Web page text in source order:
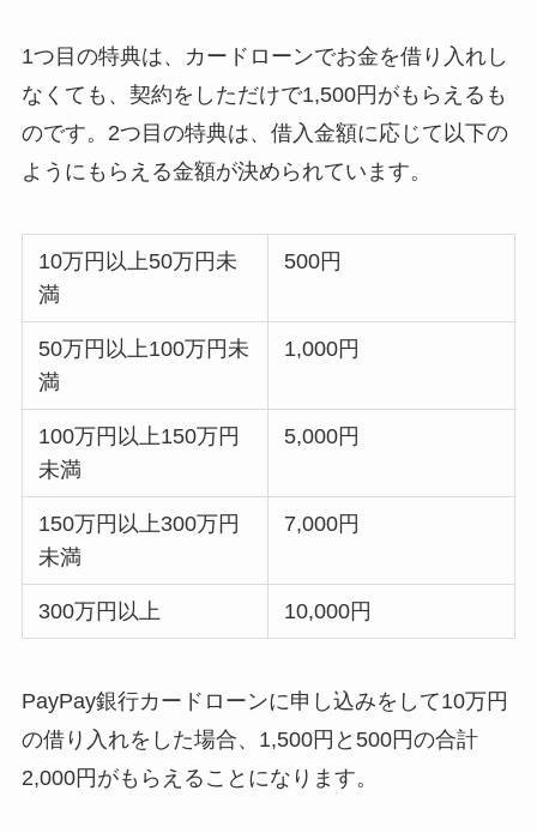
1つ目の特典は、カードローンでお金を借り入れし
なくても、契約をしただけで1,500円がもらえるも
のです。2つ目の特典は、借入金額に応じて以下の
ようにもらえる金額が決められています。
10万円以上50万円未
満
500円
50万円以上100万円未
満
1,000円
100万円以上150万円
未満
5,000円
150万円以上300万円
未満
7,000円
300万円以上 10,000円
PayPay銀行カードローンに申し込みをして10万円
の借り入れをした場合、1,500円と500円の合計
2,000円がもらえることになります。